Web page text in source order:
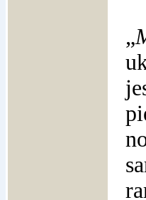
„